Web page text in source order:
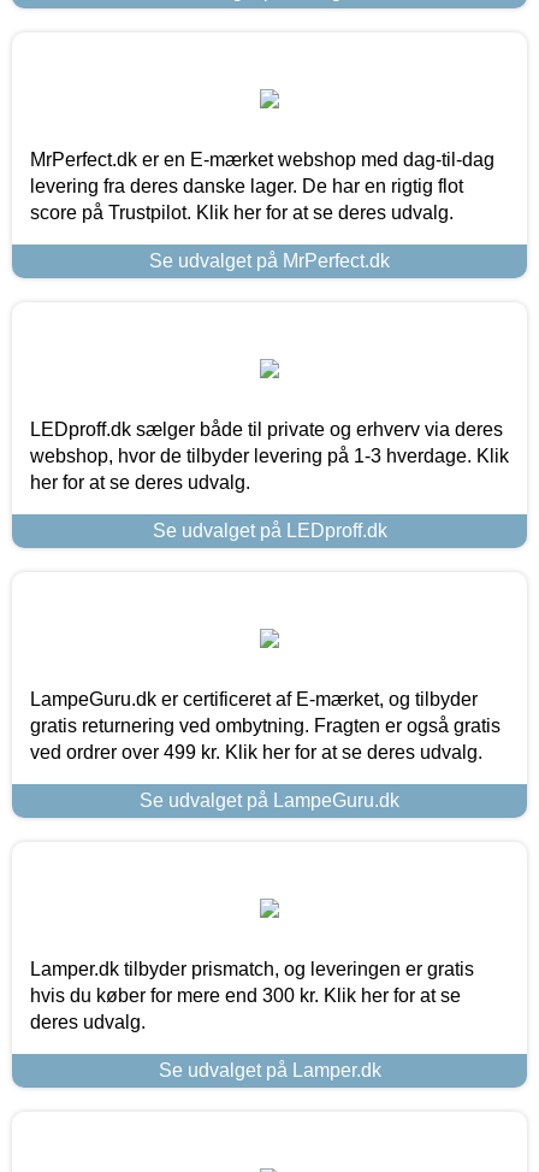
MrPerfect.dk er en E-mærket webshop med dag-til-dag
levering fra deres danske lager. De har en rigtig flot
score på Trustpilot. Klik her for at se deres udvalg.
Se udvalget på MrPerfect.dk
LEDproff.dk sælger både til private og erhverv via deres
webshop, hvor de tilbyder levering på 1-3 hverdage. Klik
her for at se deres udvalg.
Se udvalget på LEDproff.dk
LampeGuru.dk er certificeret af E-mærket, og tilbyder
gratis returnering ved ombytning. Fragten er også gratis
ved ordrer over 499 kr. Klik her for at se deres udvalg.
Se udvalget på LampeGuru.dk
Lamper.dk tilbyder prismatch, og leveringen er gratis
hvis du køber for mere end 300 kr. Klik her for at se
deres udvalg.
Se udvalget på Lamper.dk